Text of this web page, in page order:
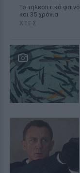
Το τηλεοπτικό
και 35 χρόνια
ΧΤΕΣ